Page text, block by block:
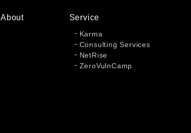
About Service
Karma
Consulting Services
NetRise
ZeroVulnCamp